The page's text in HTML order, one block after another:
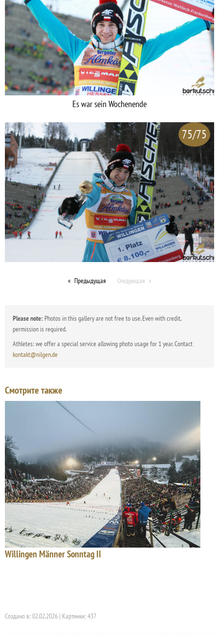
Es war sein Wochenende
75/75
Предыдущая Следующая
Please note: Photos in this gallery are not free to use. Even with credit,
permission is required.
Athletes: we offer a special service allowing photo usage for 1 year. Contact
kontakt@nilgen.de
Смотрите также
Willingen Männer Sonntag II
Создано в: 02.02.2026 | Картинки: 437